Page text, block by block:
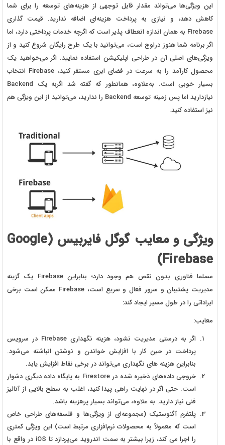
این ویژگی‌ها می‌تواند مقدار قابل توجهی از هزینه‌های توسعه را برای شما
کاهش دهد، و نیازی به پرداخت هزینه‌ای اضافه ندارید. قیمت گذاری
Firebase به همان اندازه انعطاف پذیر است که اگرچه خدمات پرداختی دارد، اما
اگر برنامه شما هنوز دراوج است، می‌توانید با یک طرح رایگان شروع کنید و از
ویژگی‌های اصلی آن در طراحی اپلیکیشن استفاده نمایید. اگر می‌خواهید یک
محصول کارآمد را به سرعت در فضای ابری مستقر کنید، Firebase انتخاب
بسیار خوبی است. به‌‌‌‌‌علاوه، همانطور که گفته شد اگربه یک Backend
نیاز‌‌دارید اما پس‌ ‌زمینه توسعه Backend را ندارید، می‌توانید از این ویژگی هم
نیز استفاده کنید.
ویژگی و معایب گوگل فایربیس (Google
Firebase)
مسلما فناوری بدون نقص هم وجود دارد؛ بنابراین Firebase یک گزینه
مدیریت پشتیبان و سرور فعال و سریع است، Firebase ممکن است برخی
ایراداتی را در طول مسیر ایجاد کند:
معایب:
اگر به درستی مدیریت نشود، هزینه نگهداری Firebase در سرویس
پرداخت در حین کار با افزایش خواندن و نوشتن انباشته می‌شود.
بنابراین هزینه های نگهداری می‌تواند در برخی نقاط افزایش یابد.
خروجی داده‌های ذخیره شده در Firestore به پایگاه داده دیگری دشوار
است. حتی اگر در نهایت راهی پیدا کنید، اغلب به سطح بالایی از آنالیز
فنی نیاز دارید. به علاوه، می‌تواند بسیار پرهزینه باشد.
پلتفرم آگنوستیک (مجموعه‌ای از ویژگی‌ها و فلسفه‌های طراحی خاص
است که معمولاً به محصولات نرم‌افزاری مرتبط است) این ویژگی کمتری
را اجرا می کند، زیرا بیشتر به سمت اندروید می‌پردازد تا iOS در واقع با